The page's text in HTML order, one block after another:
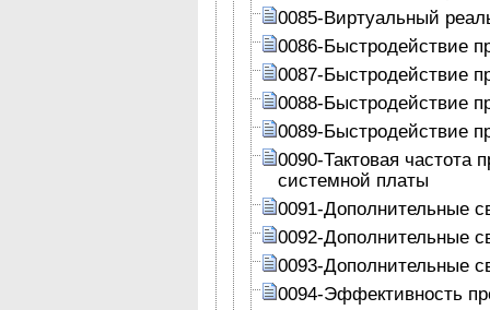
0085-Виртуальный
0086-Быстродействие
0087-Быстродействие
0088-Быстродействие
0089-Быстродействие
0090-Тактовая частота
системной платы
0091-Дополнительные
0092-Дополнительные
0093-Дополнительные
0094-Эффективность